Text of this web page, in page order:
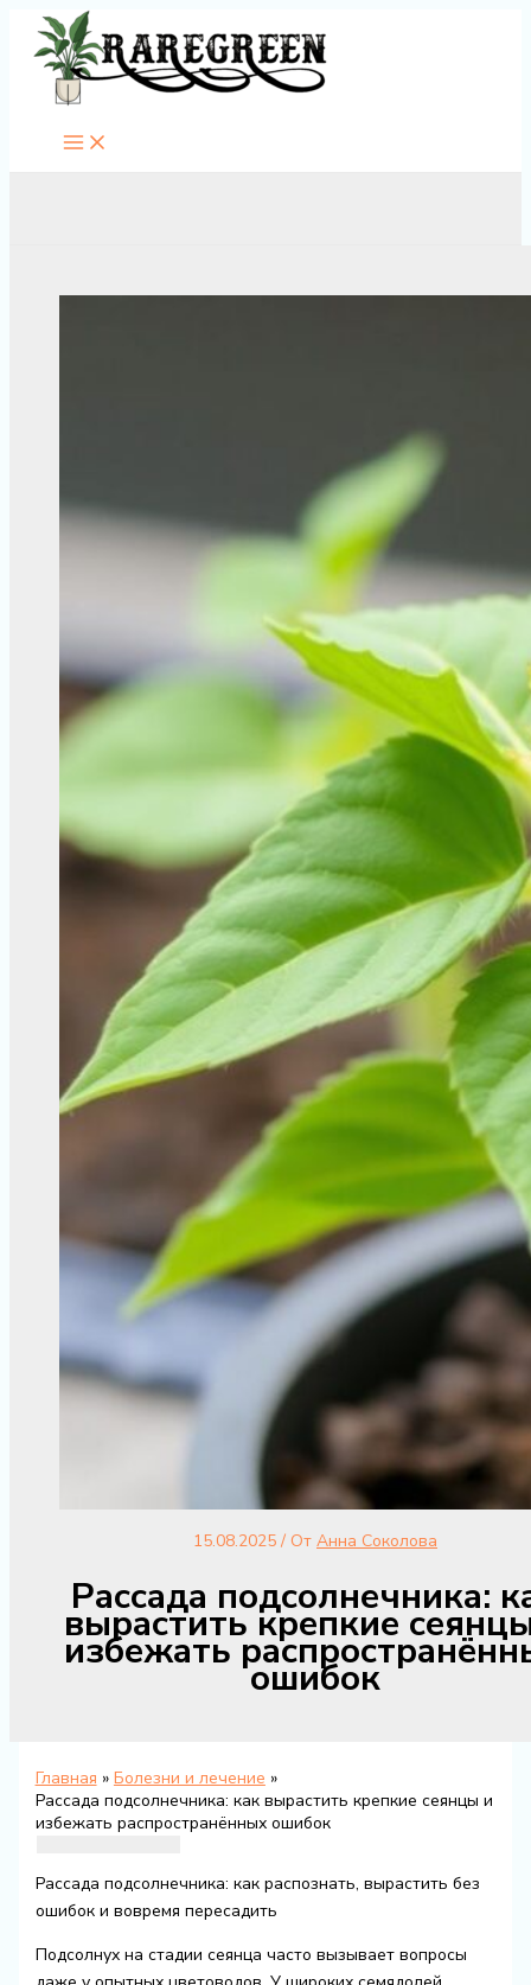
Перейти
содержимому
15.08.2025 / От Анна Соколова
Рассада подсолнечника:
вырастить крепкие
избежать
ошибок
Главная
Болезни и лечение
Рассада подсолнечника: как вырастить крепкие сеянцы и
избежать распространённых ошибок
Рассада подсолнечника: как распознать, вырастить без
ошибок и вовремя пересадить
Подсолнух на стадии сеянца часто вызывает вопросы